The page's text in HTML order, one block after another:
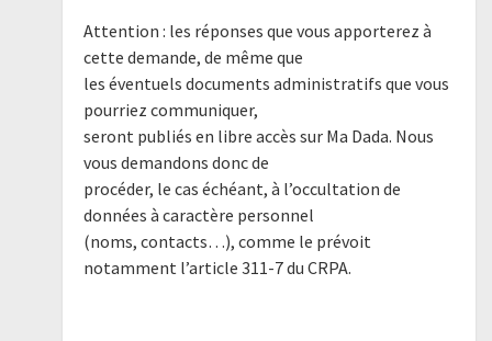
Attention : les réponses que vous apporterez à
cette demande, de même que
les éventuels documents administratifs que vous
pourriez communiquer,
seront publiés en libre accès sur Ma Dada. Nous
vous demandons donc de
procéder, le cas échéant, à l’occultation de
données à caractère personnel
(noms, contacts…), comme le prévoit
notamment l’article 311-7 du CRPA.